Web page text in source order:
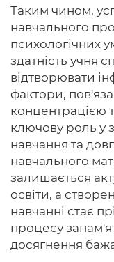
Таким чином,
навчального
психологічних
здатність учня
відтворювати
фактори,
концентрацією
ключову роль у
навчання та
навчального
залишається
освіти, а
навчанні стає
процесу
досягнення